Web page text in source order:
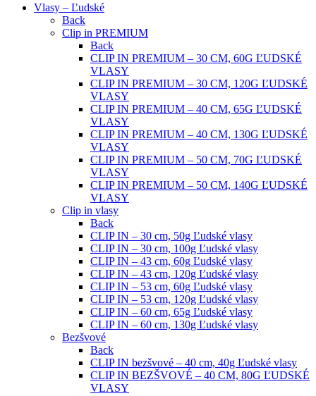
Vlasy – Ľudské
Back
Clip in PREMIUM
Back
CLIP IN PREMIUM – 30 CM, 60G ĽUDSKÉ
VLASY
CLIP IN PREMIUM – 30 CM, 120G ĽUDSKÉ
VLASY
CLIP IN PREMIUM – 40 CM, 65G ĽUDSKÉ
VLASY
CLIP IN PREMIUM – 40 CM, 130G ĽUDSKÉ
VLASY
CLIP IN PREMIUM – 50 CM, 70G ĽUDSKÉ
VLASY
CLIP IN PREMIUM – 50 CM, 140G ĽUDSKÉ
VLASY
Clip in vlasy
Back
CLIP IN – 30 cm, 50g Ľudské vlasy
CLIP IN – 30 cm, 100g Ľudské vlasy
CLIP IN – 43 cm, 60g Ľudské vlasy
CLIP IN – 43 cm, 120g Ľudské vlasy
CLIP IN – 53 cm, 60g Ľudské vlasy
CLIP IN – 53 cm, 120g Ľudské vlasy
CLIP IN – 60 cm, 65g Ľudské vlasy
CLIP IN – 60 cm, 130g Ľudské vlasy
Bezšvové
Back
CLIP IN bezšvové – 40 cm, 40g Ľudské vlasy
CLIP IN BEZŠVOVÉ – 40 CM, 80G ĽUDSKÉ
VLASY